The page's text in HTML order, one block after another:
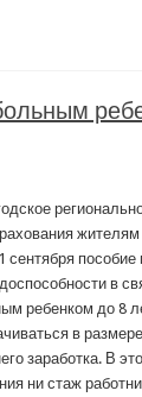
жителям
сентября
в
ребенком до 8
в
заработка. В
ни стаж